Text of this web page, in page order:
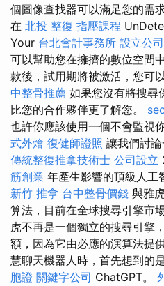
個圖像查找器可以滿足您的需
在 北投 整復 指壓課程
Your 台北會計事務所 設立公司
可以幫助您在擁擠的數位空間
款後，試用期將被激活，您可
中整骨推薦 如果您沒有將搜尋
比您的合作夥伴更了解您。
也許你應該使用一個不會監視
式外燴 復健師證照 讓我們討
傳統整復推拿技術士 公司設立
筋創業 年產生影響的頂級人工
新竹 推拿 台中整骨價錢 與雅
算法，目前在全球搜尋引擎市
虎不再是一個獨立的搜尋引擎
額，因為它由必應的演算法提
慧聊天機器人時，首先想到的
胞證 關鍵字公司 ChatGPT。